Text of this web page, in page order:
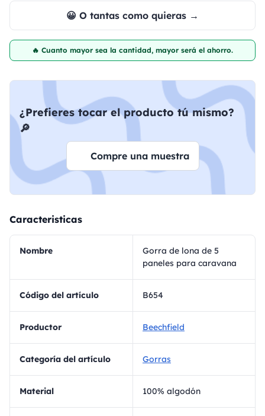
😀 O tantas como quieras →
🔥 Cuanto mayor sea la cantidad, mayor será el ahorro.
¿Prefieres tocar el producto tú mismo?
🔎
Compre una muestra
Caracteristicas
Nombre
Gorra de lona de 5
paneles para caravana
Código del artículo B654
Productor Beechfield
Categoría del artículo Gorras
Material 100% algodón